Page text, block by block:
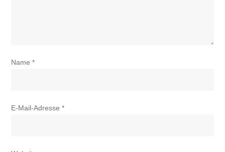
Name*
E-Mail-Adresse*